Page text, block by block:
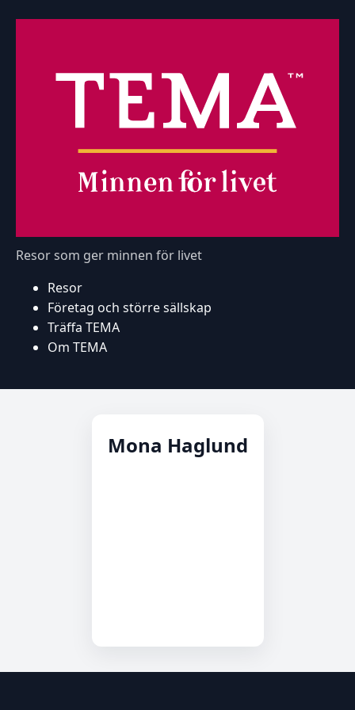
Resor som ger minnen för livet
Resor
Företag och större sällskap
Träffa TEMA
Om TEMA
Mona Haglund